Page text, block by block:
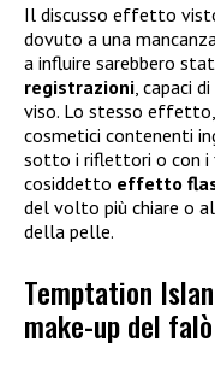
Il discusso effetto
dovuto a una
a influire sarebbero
registrazioni , capaci
viso. Lo stesso
cosmetici contenenti
sotto i riflettori o con i
cosiddetto effetto
del volto più chiare o
della pelle.
Temptation
make-up del falò